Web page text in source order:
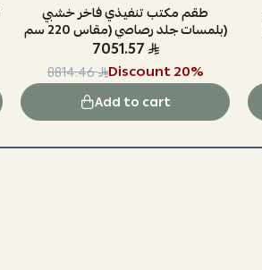
طقم مكتب تنفيذي فاخر خشبي
بلمسات جلد رصاصي (مقاس 220 سم)
7051.57
8814.46 Discount20%
Add to cart